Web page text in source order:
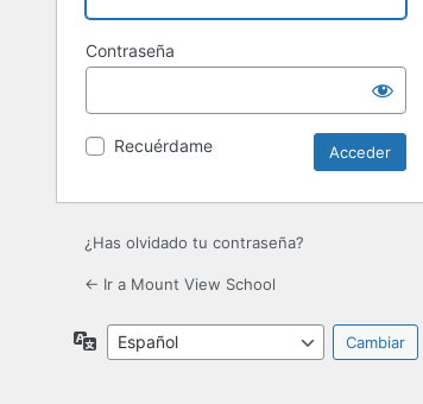
Contraseña
Recuérdame
¿Has olvidado tu contraseña?
← Ir a Mount View School
Idioma